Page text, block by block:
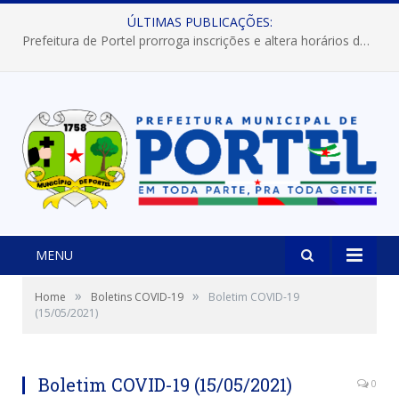
ÚLTIMAS PUBLICAÇÕES:
Prefeitura de Portel prorroga inscrições e altera horários dos concursos “Musa” e “Miss Mix Verão 2026”
MENU
Home » Boletins COVID-19 »
Boletim COVID-19
(15/05/2021)
Boletim COVID-19 (15/05/2021) 0